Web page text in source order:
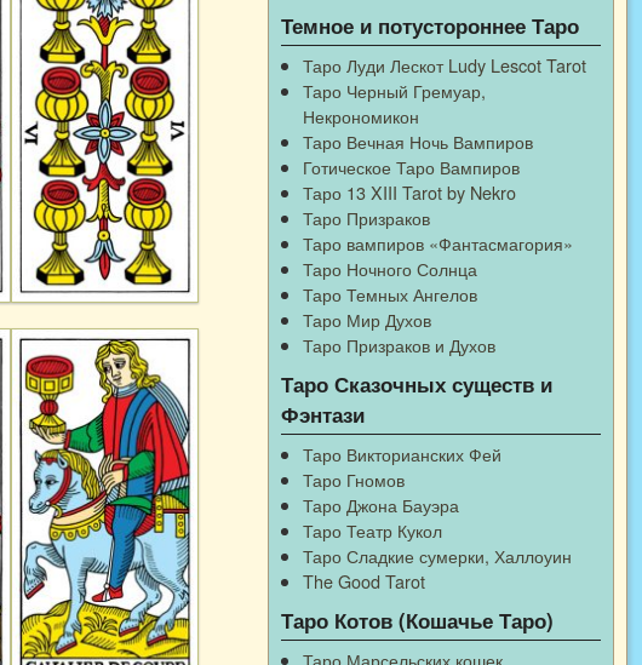
Темное и потустороннее Таро
Таро Луди Лескот Ludy Lescot Tarot
Таро Черный Гремуар,
Некрономикон
Таро Вечная Ночь Вампиров
Готическое Таро Вампиров
Таро 13 XIII Tarot by Nekro
Таро Призраков
Таро вампиров «Фантасмагория»
Таро Ночного Солнца
Таро Темных Ангелов
Таро Мир Духов
Таро Призраков и Духов
Таро Сказочных существ и
Фэнтази
Таро Викторианских Фей
Таро Гномов
Таро Джона Бауэра
Таро Театр Кукол
Таро Сладкие сумерки, Халлоуин
The Good Tarot
Таро Котов (Кошачье Таро)
Таро Марсельских кошек